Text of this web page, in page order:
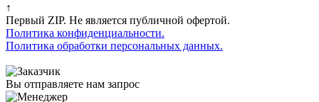
↑
Первый ZIP. Не является публичной офертой.
Политика конфиденциальности.
Политика обработки персональных данных.
Вы отправляете нам запрос